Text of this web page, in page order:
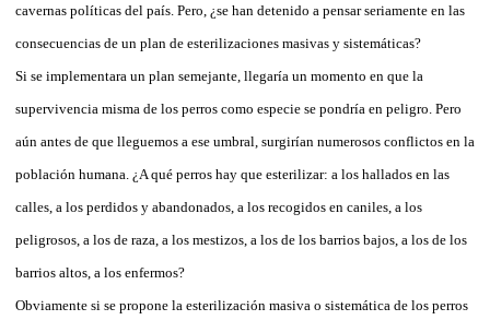
cavernas políticas del país. Pero, ¿se han detenido a pensar seriamente en las
consecuencias de un plan de esterilizaciones masivas y sistemáticas?
Si se implementara un plan semejante, llegaría un momento en que la
supervivencia misma de los perros como especie se pondría en peligro. Pero
aún antes de que lleguemos a ese umbral, surgirían numerosos conflictos en la
población humana. ¿A qué perros hay que esterilizar: a los hallados en las
calles, a los perdidos y abandonados, a los recogidos en caniles, a los
peligrosos, a los de raza, a los mestizos, a los de los barrios bajos, a los de los
barrios altos, a los enfermos?
Obviamente si se propone la esterilización masiva o sistemática de los perros